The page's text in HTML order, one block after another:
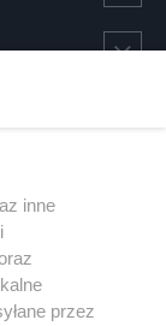
inne
przez